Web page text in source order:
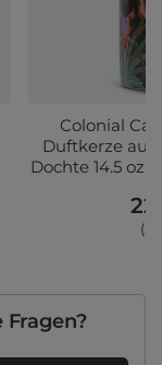
Colonial
Duftkerze aus
Dochte 14.5 oz
Fragen?